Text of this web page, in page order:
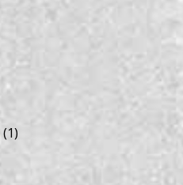
(1)